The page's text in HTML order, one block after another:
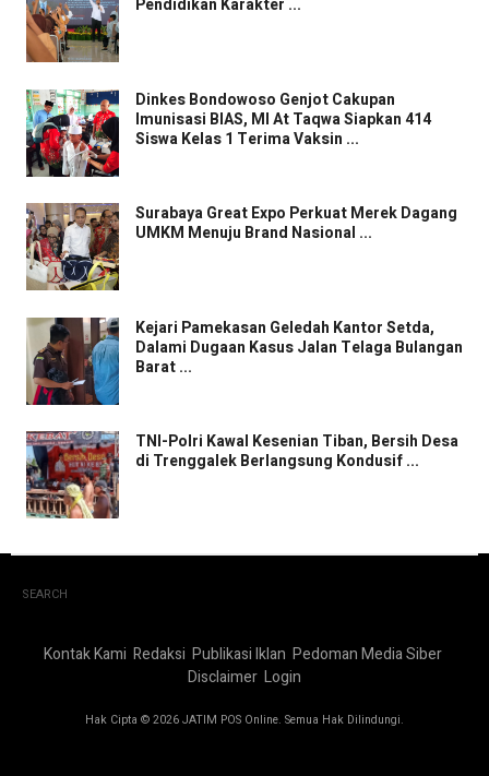
Pendidikan Karakter ...
Dinkes Bondowoso Genjot Cakupan
Imunisasi BIAS, MI At Taqwa Siapkan 414
Siswa Kelas 1 Terima Vaksin ...
Surabaya Great Expo Perkuat Merek Dagang
UMKM Menuju Brand Nasional ...
Kejari Pamekasan Geledah Kantor Setda,
Dalami Dugaan Kasus Jalan Telaga Bulangan
Barat ...
TNI-Polri Kawal Kesenian Tiban, Bersih Desa
di Trenggalek Berlangsung Kondusif ...
SEARCH
Kontak Kami Redaksi Publikasi Iklan Pedoman Media Siber
Disclaimer Login
Hak Cipta © 2026 JATIM POS Online. Semua Hak Dilindungi.